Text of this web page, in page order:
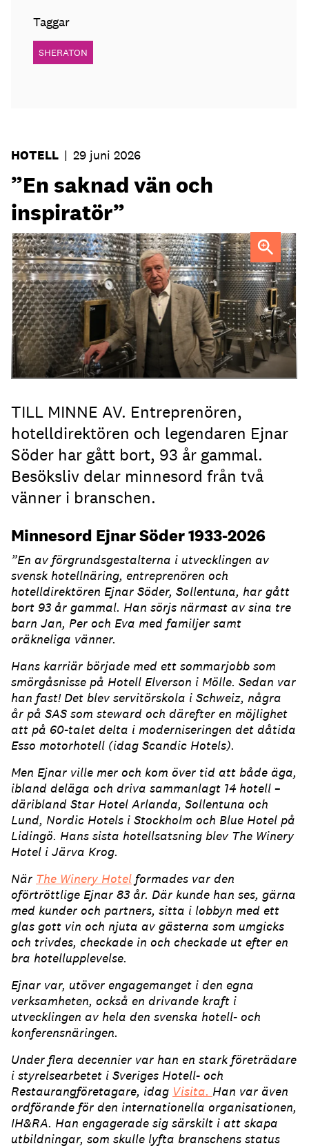
Taggar
SHERATON
HOTELL | 29 juni 2026
”En saknad vän och
inspiratör”
Ejnar Söder var en drivande kraft i den svenska
hotellbranchen.
TILL MINNE AV. Entreprenören,
hotelldirektören och legendaren Ejnar
Söder har gått bort, 93 år gammal.
Besöksliv delar minnesord från två
vänner i branschen.
Minnesord Ejnar Söder 1933-2026
”En av förgrundsgestalterna i utvecklingen av
svensk hotellnäring, entreprenören och
hotelldirektören Ejnar Söder, Sollentuna, har gått
bort 93 år gammal. Han sörjs närmast av sina tre
barn Jan, Per och Eva med familjer samt
oräkneliga vänner.
Hans karriär började med ett sommarjobb som
smörgåsnisse på Hotell Elverson i Mölle. Sedan var
han fast! Det blev servitörskola i Schweiz, några
år på SAS som steward och därefter en möjlighet
att på 60-talet delta i moderniseringen det dåtida
Esso motorhotell (idag Scandic Hotels).
Men Ejnar ville mer och kom över tid att både äga,
ibland deläga och driva sammanlagt 14 hotell –
däribland Star Hotel Arlanda, Sollentuna och
Lund, Nordic Hotels i Stockholm och Blue Hotel på
Lidingö. Hans sista hotellsatsning blev The Winery
Hotel i Järva Krog.
När The Winery Hotel formades var den
oförtröttlige Ejnar 83 år. Där kunde han ses, gärna
med kunder och partners, sitta i lobbyn med ett
glas gott vin och njuta av gästerna som umgicks
och trivdes, checkade in och checkade ut efter en
bra hotellupplevelse.
Ejnar var, utöver engagemanget i den egna
verksamheten, också en drivande kraft i
utvecklingen av hela den svenska hotell- och
konferensnäringen.
Under flera decennier var han en stark företrädare
i styrelsearbetet i Sveriges Hotell- och
Restaurangföretagare, idag Visita. Han var även
ordförande för den internationella organisationen,
IH&RA. Han engagerade sig särskilt i att skapa
utbildningar, som skulle lyfta branschens status